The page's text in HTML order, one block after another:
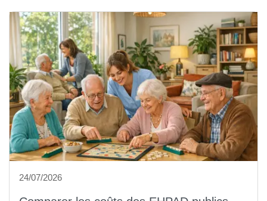
24/07/2026